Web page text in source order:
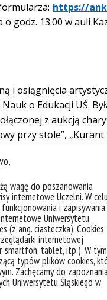
wagę do poszanowania
internetowe Uczelni. W
i zapisywania
Uniwersytetu
(z ang. ciasteczka).
internetowej
smartfon, tablet, itp.). W tym
typów plików cookies,
Zachęcamy do
Uniwersytetu Śląskiego w
https://
godz. 13.00 w auli
i osiągnięcia
o Edukacji UŚ.
z aukcją
przy stole”, „Kurant
pełen zakres
3rd
Koła Artystyczno-
tego koła
jego profil na
grafiki
Jej prace były
nagrodami, w tym
Wielkopolskim w